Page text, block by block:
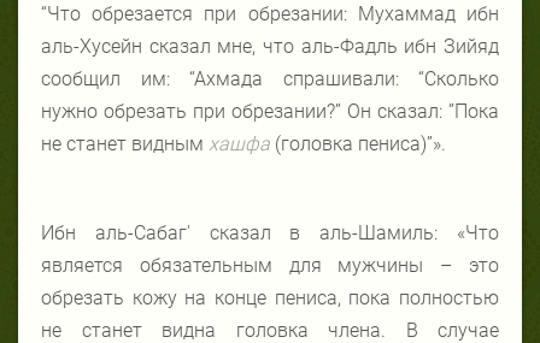
“Что обрезается при обрезании: Мухаммад ибн
аль-Хусейн сказал мне, что аль-Фадль ибн Зийяд
сообщил им: “Ахмада спрашивали: “Сколько
нужно обрезать при обрезании?” Он сказал: ”Пока
не станет видным хашфа (головка пениса)”».
Ибн аль-Сабаг' сказал в аль-Шамиль: «Что
является обязательным для мужчины – это
обрезать кожу на конце пениса, пока полностью
не станет видна головка члена. В случае